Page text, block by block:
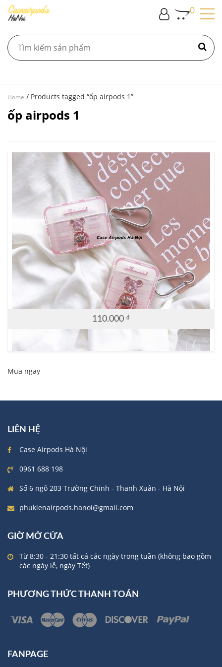
0
Home / Products tagged “ốp airpods 1”
ốp airpods 1
110.000 ₫
Mua ngay
LIÊN HỆ
Case Airpods Hà Nội
0961 688 198
Số 6 ngõ 203 Trường Chinh - Thanh Xuân - Hà Nội
phukienairpods.hanoi@gmail.com
GIỜ MỞ CỬA
Từ 8:30 - 21:30 tất cả các ngày trong tuần (không bao gồm
các ngày lễ, ngày Tết)
PHƯƠNG THỨC THANH TOÁN
FANPAGE